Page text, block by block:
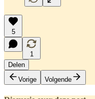
5
1
Delen
Vorige
Volgende